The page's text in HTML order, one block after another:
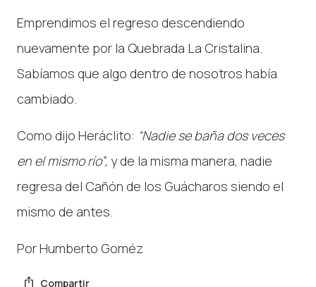
Emprendimos el regreso descendiendo
nuevamente por la Quebrada La Cristalina.
Sabíamos que algo dentro de nosotros había
cambiado.
Como dijo Heráclito: “Nadie se baña dos veces
en el mismo río”, y de la misma manera, nadie
regresa del Cañón de los Guácharos siendo el
mismo de antes.
Por Humberto Goméz
Compartir